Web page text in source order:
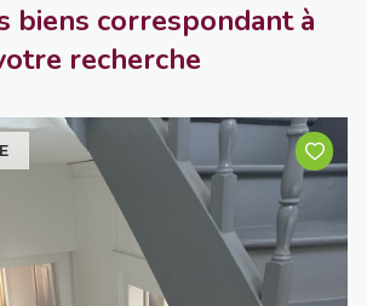
biens correspondant à
recherche